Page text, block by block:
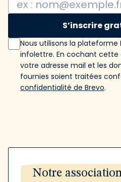
S’inscrire
Nous utilisons la
infolettre. En cochant cette
votre adresse mail et les
fournies soient traitées
confidentialité de Brevo.
Notre